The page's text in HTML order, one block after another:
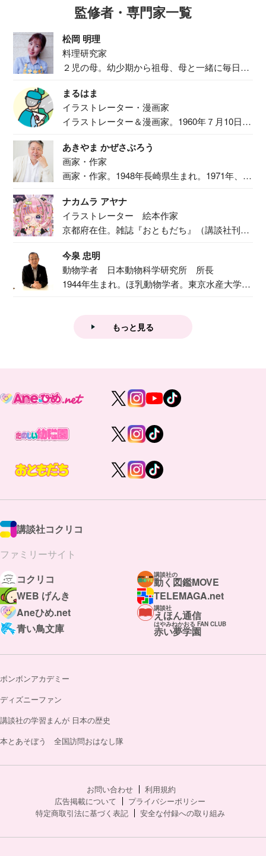
監修者・専門家一覧
松岡 明理
料理研究家
２児の母。幼少期から祖母、母と一緒に毎日の
まるはま
イラストレーター・漫画家
イラストレーター＆漫画家。1960年７月10日生
あきやま かぜさぶろう
画家・作家
画家・作家。1948年長崎県生まれ。1971年、
ナカムラ アヤナ
イラストレーター 絵本作家
京都府在住。雑誌『おともだち』（講談社刊）
今泉 忠明
動物学者 日本動物科学研究所 所長
1944年生まれ。ほ乳動物学者。東京水産大学卒
もっと見る
講談社コクリコ
ファミリーサイト
コクリコ
講談社の
動く図鑑MOVE
WEB げんき
TELEMAGA.net
Aneひめ.net
講談社
えほん通信
青い鳥文庫
はやみねかおる FAN CLUB
赤い夢学園
ボンボンアカデミー
ディズニーファン
講談社の学習まんが 日本の歴史
本とあそぼう 全国訪問おはなし隊
お問い合わせ
利用規約
広告掲載について
プライバシーポリシー
特定商取引法に基づく表記
安全な付録への取り組み